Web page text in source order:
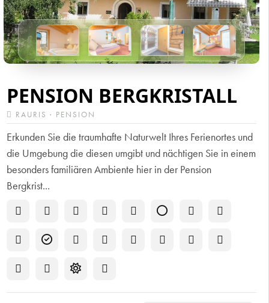
PENSION BERGKRISTALL
RAURIS · PENSION
Erkunden Sie die traumhafte Naturwelt Ihres Ferienortes und
die Umgebung die diesen umgibt und nächtigen Sie in einem
besonders familiären Ambiente hier in der Pension
Bergkrist...